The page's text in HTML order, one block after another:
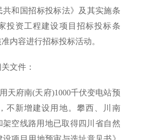
共和国招标投标法》及其实施条
投资工程建设项目招标投标条
内容进行招标投标活动。
文件：
天府南(天府)1000千伏变电站预
不新增建设用地。攀西、川南
架空线路用地已取得四川省自然